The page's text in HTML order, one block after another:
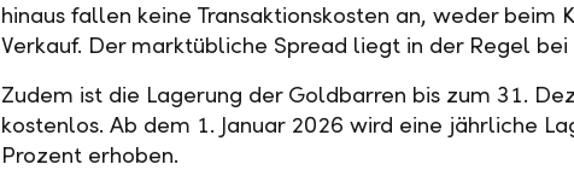
hinaus fallen keine Transaktionskosten an, weder beim
Verkauf. Der marktübliche Spread liegt in der Regel bei
Zudem ist die Lagerung der Goldbarren bis zum 31.
kostenlos. Ab dem 1. Januar 2026 wird eine jährliche
Prozent erhoben.